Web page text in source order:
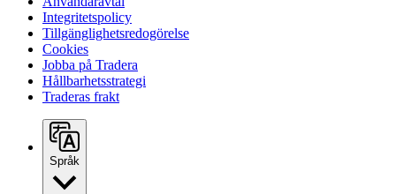
Integritetspolicy
Tillgänglighetsredogörelse
Cookies
Jobba på Tradera
Hållbarhetsstrategi
Traderas frakt
Språk